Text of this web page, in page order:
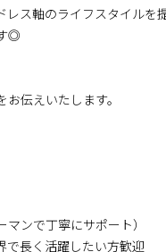
ス軸のライフスタイルを
◎
伝えいたします。
ンで丁寧にサポート）
で長く活躍したい方歓迎